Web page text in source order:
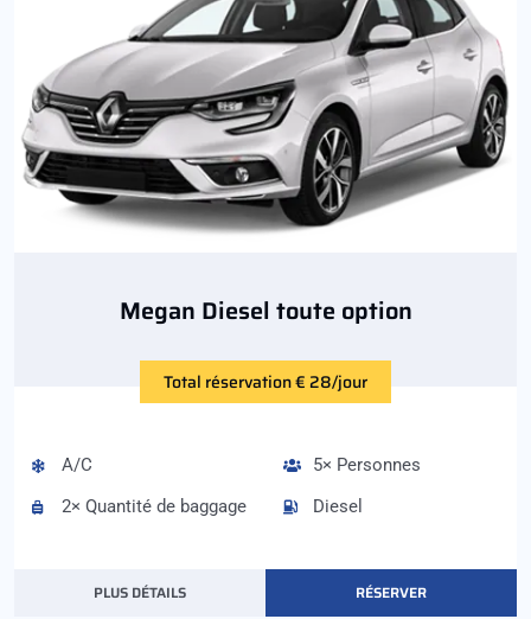
Megan Diesel toute option
Total réservation € 28/jour
A/C
2× Quantité de baggage
5× Personnes
Diesel
PLUS DÉTAILS RÉSERVER